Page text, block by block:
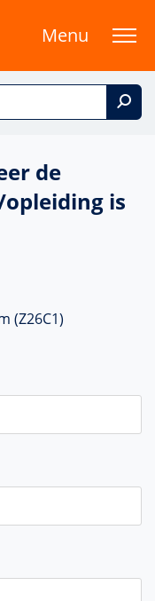
Menu
de
is
(Z26C1)